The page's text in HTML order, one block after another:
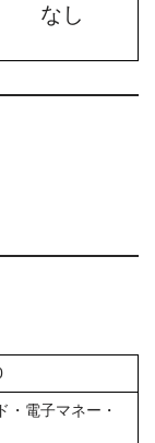
なし
・電子マネー・